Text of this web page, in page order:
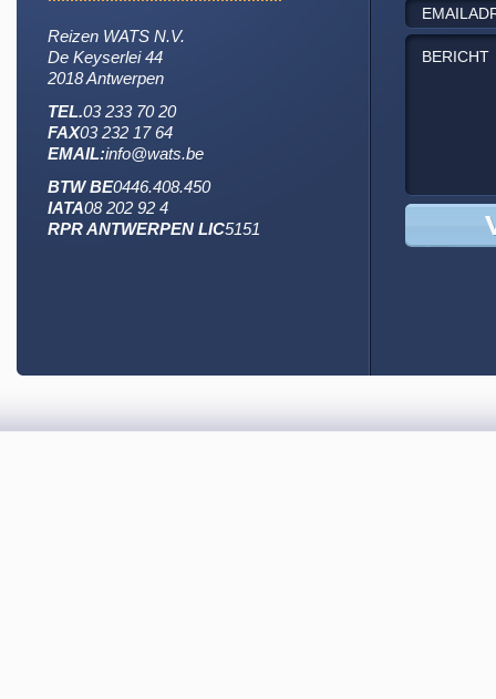
Reizen WATS N.V.
De Keyserlei 44
2018 Antwerpen
TEL.03 233 70 20
FAX03 232 17 64
EMAIL:info@wats.be
BTW BE0446.408.450
IATA08 202 92 4
RPR ANTWERPEN LIC5151